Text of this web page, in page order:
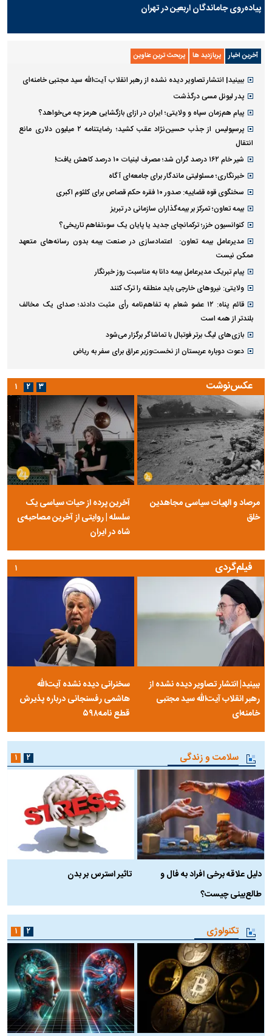
پیاده‌روی جاماندگان اربعین در تهران
آخرین اخبار پربازدید ها پربحث ترین عناوین
ببینید| انتشار تصاویر دیده نشده از رهبر انقلاب آیت‌الله سید مجتبی خامنه‌ای
پدر لیونل مسی درگذشت
پیام هم‌زمان سپاه و ولایتی؛ ایران در ازای بازگشایی هرمز چه می‌خواهد؟
پرسپولیس از جذب حسین‌نژاد عقب کشید؛ رضایتنامه ۲ میلیون دلاری مانع
انتقال
شیر خام ۱۶۲ درصد گران شد؛ مصرف لبنیات ۱۰ درصد کاهش یافت!
خبرنگاری؛ مسئولیتی ماندگار برای جامعه‌ای آگاه
سخنگوی قوه قضاییه: صدور ۱۰ فقره حکم قصاص برای کلثوم اکبری
بیمه تعاون؛ تمرکز بر بیمه‌گذاران سازمانی در تبریز
کنوانسیون خزر؛ ترکمانچای جدید یا پایان یک سوءتفاهم تاریخی؟
مدیرعامل بیمه تعاون: اعتمادسازی در صنعت بیمه بدون رسانه‌های متعهد
ممکن نیست
پیام تبریک مدیرعامل بیمه دانا به مناسبت روز خبرنگار
ولایتی: نیرو‌های خارجی باید منطقه را ترک کنند
قائم پناه: ۱۲ عضو شعام به تفاهم‌نامه رأی مثبت دادند؛ صدای یک مخالف
بلندتر از همه است
بازی‌های لیگ برتر فوتبال با تماشاگر برگزار می‌شود
دعوت دوباره عربستان از نخست‌وزیر عراق برای سفر به ریاض
عکس‌نوشت
مرصاد و الهیات سیاسی مجاهدین
خلق
آخرین پرده از حیات سیاسی یک
سلسله | روایتی از آخرین مصاحبه‌ی
شاه در ایران
۱ ۲ ۳
فیلم‌گردی
ببینید| انتشار تصاویر دیده نشده از
رهبر انقلاب آیت‌الله سید مجتبی
خامنه‌ای
سخنرانی دیده نشده آیت‌الله
هاشمی رفسنجانی درباره پذیرش
قطع نامه۵۹۸
۱
سلامت و زندگی
دلیل علاقه برخی افراد به فال و
طالع‌بینی چیست؟
تاثیر استرس بر بدن
۱ ۲
تکنولوژی ۱ ۲